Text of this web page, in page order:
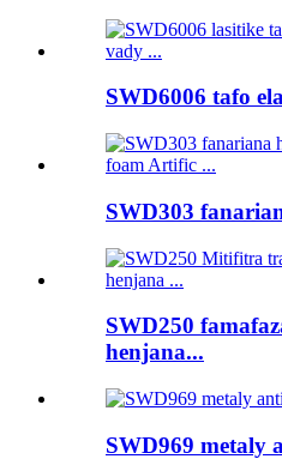
SWD6006 tafo
SWD303
SWD250
henjana...
SWD969 metaly